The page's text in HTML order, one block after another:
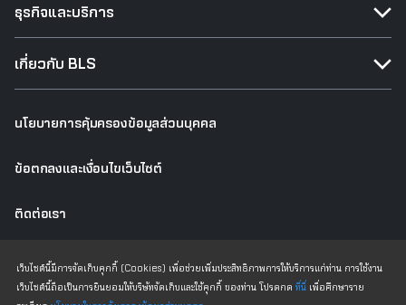
เว็บไซต์นี้มีการจัดเก็บคุกกี้ (Cookies) เพื่อช่วยเพิ่มประสิทธิภาพการให้บริการแก่ท่าน การใช้งาน
เว็บไซต์นี้ถือเป็นการยินยอมให้บริษัทจัดเก็บและใช้คุกกี้ ของท่าน โปรดกด ที่นี่ เพื่อศึกษาราย
ธุรกิจและบริการ
เกี่ยวกับ BLS
นโยบายการคุ้มครองข้อมูลส่วนบุคคล
ข้อตกลงและเงื่อนไขเว็บไซต์
ติดต่อเรา
เว็บไซต์เดิม